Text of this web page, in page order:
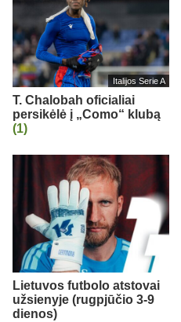
Italijos Serie A
T. Chalobah oficialiai
persikėlė į „Como“ klubą
(1)
Lietuvos futbolo atstovai
užsienyje (rugpjūčio 3-9
dienos)